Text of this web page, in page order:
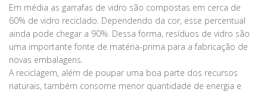
Em média as garrafas de vidro são compostas em cerca de
60% de vidro reciclado. Dependendo da cor, esse percentual
ainda pode chegar a 90%. Dessa forma, resíduos de vidro são
uma importante fonte de matéria-prima para a fabricação de
novas embalagens.
A reciclagem, além de poupar uma boa parte dos recursos
naturais, também consome menor quantidade de energia e